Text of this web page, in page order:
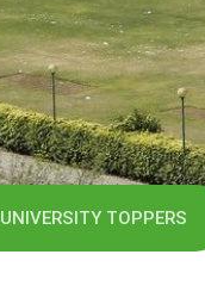
UNIVERSITY TOPPERS